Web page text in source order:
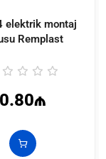
elektrik montaj
Remplast
0.80₼